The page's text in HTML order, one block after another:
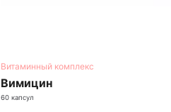
Витаминный комплекс
Вимицин
60 капсул